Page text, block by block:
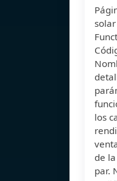
los
de
par.